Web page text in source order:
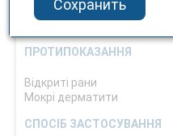
Зняття больових та
ПРОТИПОКАЗАННЯ
Відкриті рани
Мокрі дерматити
СПОСІБ ЗАСТОСУВАННЯ
Сохранить